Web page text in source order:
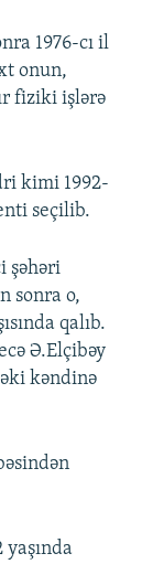
1976-cı il
onun,
fiziki işlərə
kimi 1992-
seçilib.
şəhəri
sonra o,
qalıb.
Ə.Elçibəy
kəndinə